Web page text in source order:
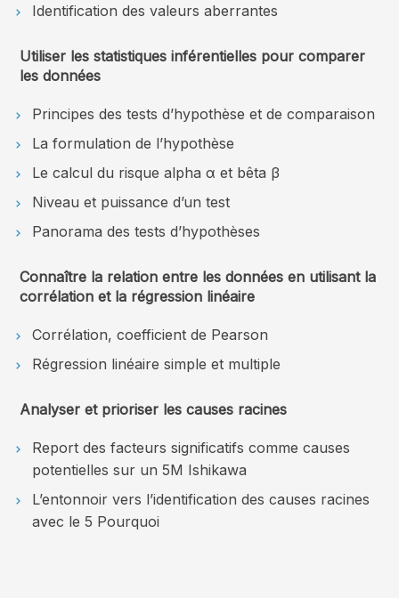
Identification des valeurs aberrantes
Utiliser les statistiques inférentielles pour comparer
les données
Principes des tests d’hypothèse et de comparaison
La formulation de l’hypothèse
Le calcul du risque alpha α et bêta β
Niveau et puissance d’un test
Panorama des tests d’hypothèses
Connaître la relation entre les données en utilisant la
corrélation et la régression linéaire
Corrélation, coefficient de Pearson
Régression linéaire simple et multiple
Analyser et prioriser les causes racines
Report des facteurs significatifs comme causes
potentielles sur un 5M Ishikawa
L’entonnoir vers l’identification des causes racines
avec le 5 Pourquoi